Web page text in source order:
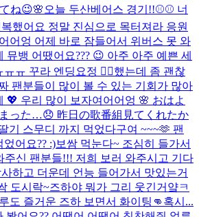
ね😉🌸 오늘 두산베어스 경기!!⚾️⚾️ 너
했어요 정말 진심으로 목터져라 응원
어엉 어제 바로 잠들어서 위버스 못 와
뮤뱅 어땠어요??? 😉 아주 아주 예쁜 세
ㅠ 꾸라 엔딩요정 🧚‍♀️했는데 좀 괜찮
팬분들이 많이 볼 수 있는 기회가 많아
💖 우리 많이 보자여어어엉 🌸 おはよ
った…😞 昨日の歌番組見てくれたか
기 스무디 까지 먹었다구여 ~~~🫶 팬
어요?? :)보쌈 먹눈다~ 조심히 들가서
주신 팬분들!!! 저희 보러 와주시고 기다
하고 더운데 언능 들어가서 맛있는거
도시락~즈하야 뭐가 그리 웃긴거얔ㅋ
도 즐거운 즈하 보면서 화이팅👊 혹시...